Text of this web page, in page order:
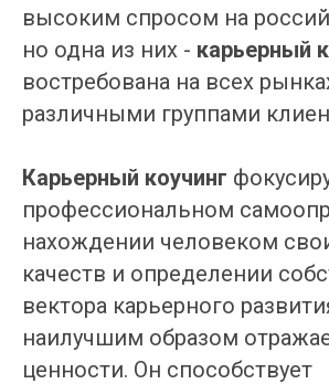
высоким спросом на
но одна из них - карьерный
востребована на всех
различными группами
Карьерный коучинг
профессиональном
нахождении человеком
качеств и определении
вектора карьерного
наилучшим образом
ценности. Он способствует